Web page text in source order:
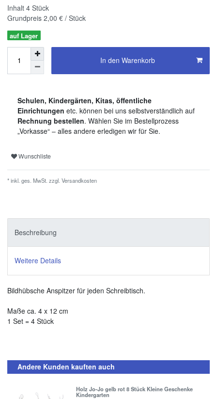
Inhalt 4 Stück
Grundpreis 2,00 € / Stück
auf Lager
In den Warenkorb
Schulen, Kindergärten, Kitas, öffentliche
Einrichtungen etc. können bei uns selbstverständlich auf
Rechnung bestellen. Wählen Sie im Bestellprozess
„Vorkasse“ – alles andere erledigen wir für Sie.
Wunschliste
* inkl. ges. MwSt. zzgl. Versandkosten
Beschreibung
Weitere Details
Bildhübsche Anspitzer für jeden Schreibtisch.
Maße ca. 4 x 12 cm
1 Set = 4 Stück
Andere Kunden kauften auch
Holz Jo-Jo gelb rot 8 Stück Kleine Geschenke
Kindergarten